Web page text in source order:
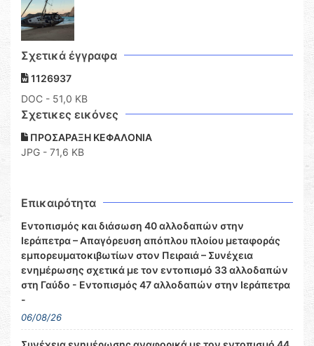
Σχετικά έγγραφα
1126937
DOC - 51,0 KB
Σχετικες εικόνες
ΠΡΟΣΑΡΑΞΗ ΚΕΦΑΛΟΝΙΑ
JPG - 71,6 KB
Επικαιρότητα
Εντοπισμός και διάσωση 40 αλλοδαπών στην
Ιεράπετρα – Απαγόρευση απόπλου πλοίου μεταφοράς
εμπορευματοκιβωτίων στον Πειραιά – Συνέχεια
ενημέρωσης σχετικά με τον εντοπισμό 33 αλλοδαπών
στη Γαύδο - Εντοπισμός 47 αλλοδαπών στην Ιεράπετρα
-
06/08/26